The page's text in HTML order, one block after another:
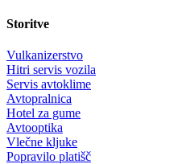
Storitve
Vulkanizerstvo
Hitri servis vozila
Servis avtoklime
Avtopralnica
Hotel za gume
Avtooptika
Vlečne kljuke
Popravilo platišč